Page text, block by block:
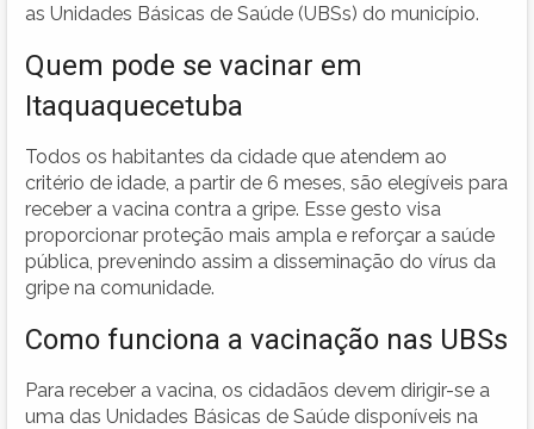
as Unidades Básicas de Saúde (UBSs) do município.
Quem pode se vacinar em
Itaquaquecetuba
Todos os habitantes da cidade que atendem ao
critério de idade, a partir de 6 meses, são elegíveis para
receber a vacina contra a gripe. Esse gesto visa
proporcionar proteção mais ampla e reforçar a saúde
pública, prevenindo assim a disseminação do vírus da
gripe na comunidade.
Como funciona a vacinação nas UBSs
Para receber a vacina, os cidadãos devem dirigir-se a
uma das Unidades Básicas de Saúde disponíveis na